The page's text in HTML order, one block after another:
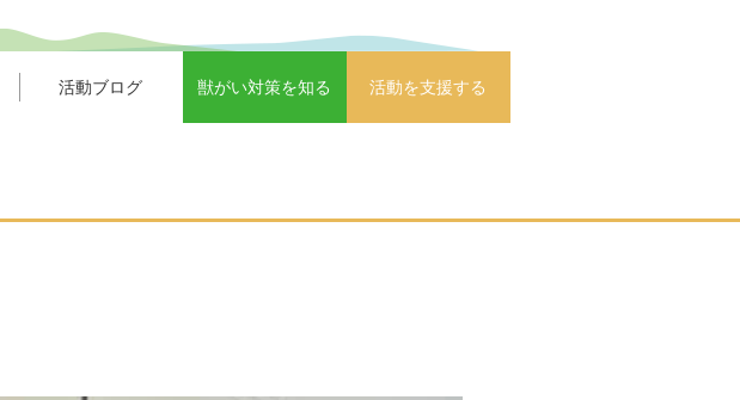
活動ブログ 獣がい対策を知る 活動を支援する